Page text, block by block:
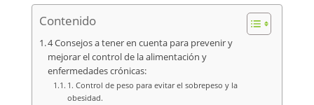
Contenido
4 Consejos a tener en cuenta para prevenir y
mejorar el control de la alimentación y
enfermedades crónicas:
1. Control de peso para evitar el sobrepeso y la
obesidad.